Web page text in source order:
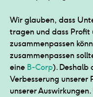
Wir glauben, dass
tragen und dass
zusammenpassen
zusammenpassen
eine B-Corp). Deshalb
Verbesserung unserer
unserer